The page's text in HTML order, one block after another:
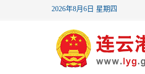
2026年8月6日 星期四